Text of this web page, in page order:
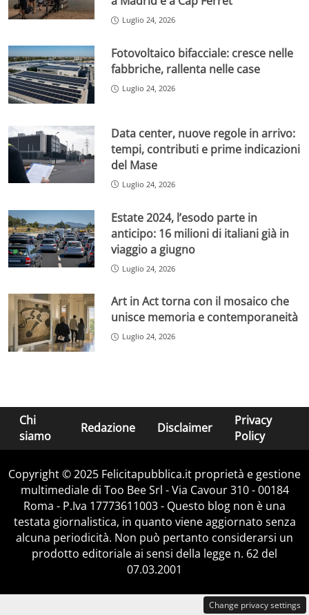
Luglio 24, 2026
Fotovoltaico bifacciale: cresce nelle
fabbriche, rallenta nelle case
Luglio 24, 2026
Data center, nuove regole in arrivo:
tempi, contributi e prime indicazioni
del Mase
Luglio 24, 2026
Estate 2024, l’esodo parte in
anticipo: 16 milioni di italiani già in
viaggio a giugno
Luglio 24, 2026
Art in Act torna con il mosaico che
unisce memoria e contemporaneità
Luglio 24, 2026
Chi
siamo
Redazione Disclaimer
Privacy
Policy
Copyright © 2025 Felicitapubblica.it proprietà e gestione
multimediale di Too Bee Srl - Via Cavour 310 - 00184
Roma - P.Iva 17773611003 - Questo blog non è una
testata giornalistica, in quanto viene aggiornato senza
alcuna periodicità. Non può pertanto considerarsi un
prodotto editoriale ai sensi della legge n. 62 del
07.03.2001
Change privacy settings